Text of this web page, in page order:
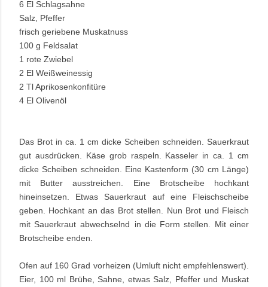
6 El Schlagsahne
Salz, Pfeffer
frisch geriebene Muskatnuss
100 g Feldsalat
1 rote Zwiebel
2 El Weißweinessig
2 Tl Aprikosenkonfitüre
4 El Olivenöl
Das Brot in ca. 1 cm dicke Scheiben schneiden. Sauerkraut
gut ausdrücken. Käse grob raspeln. Kasseler in ca. 1 cm
dicke Scheiben schneiden. Eine Kastenform (30 cm Länge)
mit Butter ausstreichen. Eine Brotscheibe hochkant
hineinsetzen. Etwas Sauerkraut auf eine Fleischscheibe
geben. Hochkant an das Brot stellen. Nun Brot und Fleisch
mit Sauerkraut abwechselnd
in die Form stellen. Mit einer
Brotscheibe enden.
Ofen auf 160 Grad vorheizen (Umluft nicht empfehlenswert).
Eier, 100 ml Brühe, Sahne, etwas Salz, Pfeffer und Muskat